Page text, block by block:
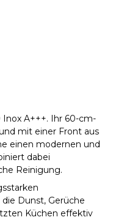
A+++. Ihr 60-cm-
mit einer Front aus
einen modernen und
dabei
Reinigung.
Dunst, Gerüche
Küchen effektiv